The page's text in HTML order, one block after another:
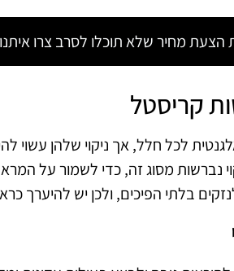
מחיר שלא תוכלו לסרב צרו
קריסטל
לכל חלל, אך ניקוי שלהן עשוי
נברשות מסוג זה, כדי לשמור על
בלתי הפיכים, ולכן יש להיערך